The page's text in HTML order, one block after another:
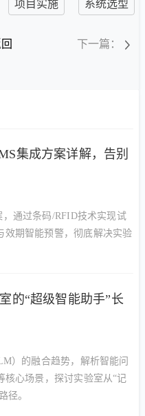
项目实施 系统选型
下一篇：
集成方案详解，告别
通过条码/RFID技术实现试
效期智能预警，彻底解决实验
的“超级智能助手”长
）的融合趋势，解析智能问
核心场景，探讨实验室从“记
径。